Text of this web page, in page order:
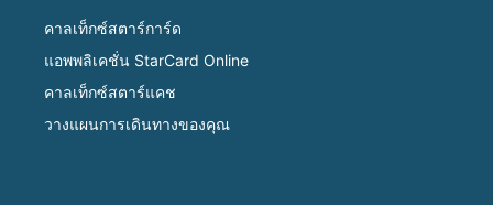
คาลเท็กซ์สตาร์การ์ด
แอพพลิเคชั่น StarCard Online
คาลเท็กซ์สตาร์แคช
วางแผนการเดินทางของคุณ